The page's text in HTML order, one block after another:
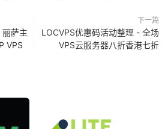
萨主
VPS
下一篇
LOCVPS优惠码活动整理 - 全场
VPS云服务器八折香港七折